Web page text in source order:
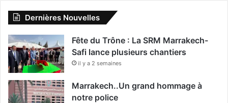
Dernières Nouvelles
Fête du Trône : La SRM Marrakech-
Safi lance plusieurs chantiers
il y a 2 semaines
Marrakech..Un grand hommage à
notre police